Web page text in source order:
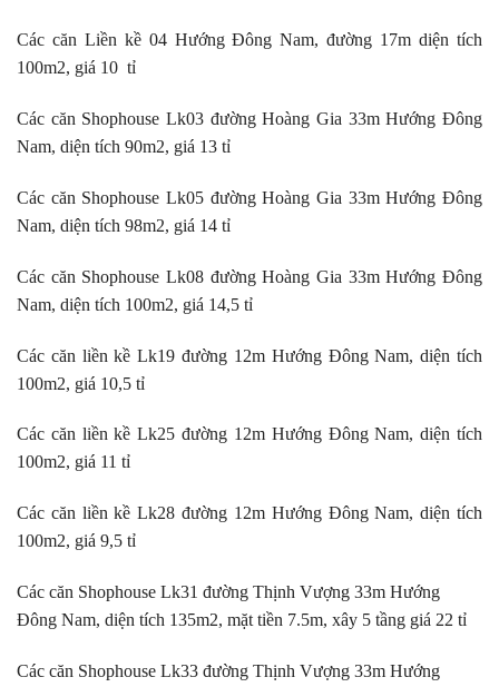
Các căn Liền kề 04 Hướng Đông Nam, đường 17m diện tích
100m2, giá 10 tỉ
Các căn Shophouse Lk03 đường Hoàng Gia 33m Hướng Đông
Nam, diện tích 90m2, giá 13 tỉ
Các căn Shophouse Lk05 đường Hoàng Gia 33m Hướng Đông
Nam, diện tích 98m2, giá 14 tỉ
Các căn Shophouse Lk08 đường Hoàng Gia 33m Hướng Đông
Nam, diện tích 100m2, giá 14,5 tỉ
Các căn liền kề Lk19 đường 12m Hướng Đông Nam, diện tích
100m2, giá 10,5 tỉ
Các căn liền kề Lk25 đường 12m Hướng Đông Nam, diện tích
100m2, giá 11 tỉ
Các căn liền kề Lk28 đường 12m Hướng Đông Nam, diện tích
100m2, giá 9,5 tỉ
Các căn Shophouse Lk31 đường Thịnh Vượng 33m Hướng
Đông Nam, diện tích 135m2, mặt tiền 7.5m, xây 5 tầng giá 22 tỉ
Các căn Shophouse Lk33 đường Thịnh Vượng 33m Hướng